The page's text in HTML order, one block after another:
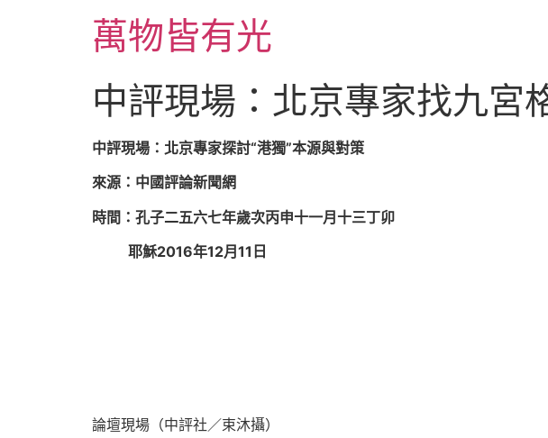
萬物皆有光
中評現場：北京專家找九宮
中評現場：北京專家探討“港獨”本源與對策
來源：中國評論新聞網
時間：孔子二五六七年歲次丙申十一月十三丁卯
耶穌2016年12月11日
論壇現場（中評社／束沐攝）